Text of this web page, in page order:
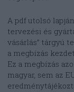
A pdf utolsó
tervezési és
vásárlás” tárgyú
a megbízás
Ez a megbízás
magyar, sem az